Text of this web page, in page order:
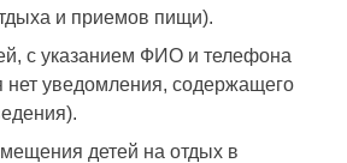
и приемов пищи).
с указанием ФИО и телефона
нет уведомления, содержащего
детей на отдых в